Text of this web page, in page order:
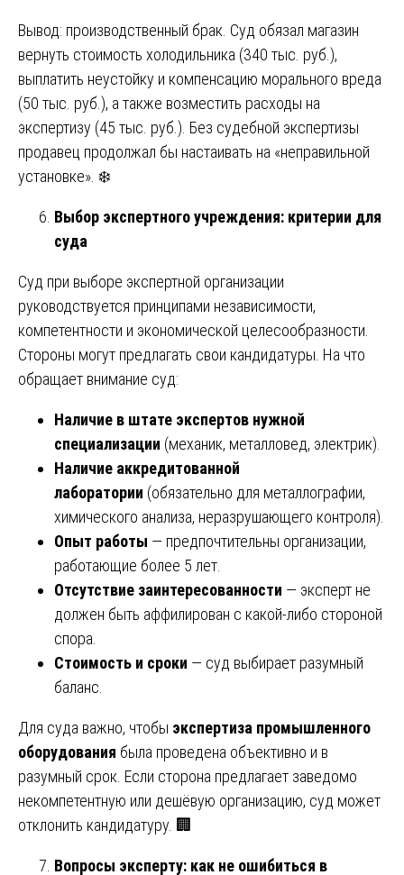
Вывод: производственный брак. Суд обязал магазин
вернуть стоимость холодильника (340 тыс. руб.),
выплатить неустойку и компенсацию морального вреда
(50 тыс. руб.), а также возместить расходы на
экспертизу (45 тыс. руб.). Без судебной экспертизы
продавец продолжал бы настаивать на «неправильной
установке». ❄️
Выбор экспертного учреждения: критерии для
суда
Суд при выборе экспертной организации
руководствуется принципами независимости,
компетентности и экономической целесообразности.
Стороны могут предлагать свои кандидатуры. На что
обращает внимание суд:
Наличие в штате экспертов нужной
специализации (механик, металловед, электрик).
Наличие аккредитованной
лаборатории (обязательно для металлографии,
химического анализа, неразрушающего контроля).
Опыт работы — предпочтительны организации,
работающие более 5 лет.
Отсутствие заинтересованности — эксперт не
должен быть аффилирован с какой-либо стороной
спора.
Стоимость и сроки — суд выбирает разумный
баланс.
Для суда важно, чтобы экспертиза промышленного
оборудования была проведена объективно и в
разумный срок. Если сторона предлагает заведомо
некомпетентную или дешёвую организацию, суд может
отклонить кандидатуру. 🏢
Вопросы эксперту: как не ошибиться в